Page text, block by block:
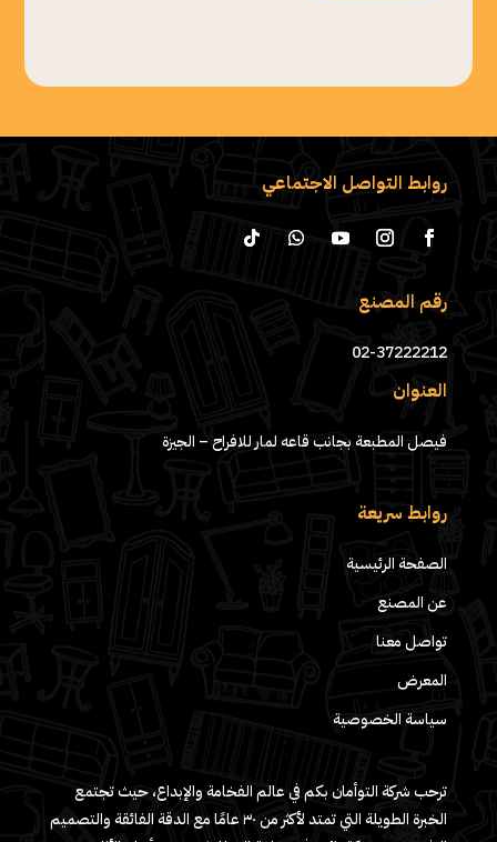
روابط التواصل الاجتماعي
رقم المصنع
02-37222212
العنوان
فيصل المطبعة بجانب قاعه لمار للافراح – الجيزة
روابط سريعة
الصفحة الرئيسية
عن المصنع
تواصل معنا
المعرض
سياسة الخصوصية
ترحب شركة التوأمان بكم في عالم الفخامة والإبداع، حيث تجتمع
الخبرة الطويلة التي تمتد لأكثر من ٣٠ عامًا مع الدقة الفائقة والتصميم